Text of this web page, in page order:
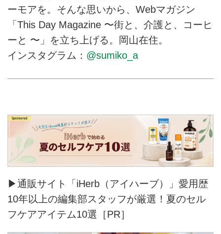
ーモアを。そんな思いから、Webマガジン
「This Day Magazine 〜街と、介護と、コーヒ
ーと 〜」を立ち上げる。岡山在住。
インスタグラム： @sumiko_a
▶通販サイト「iHerb（アイハーブ）」愛用歴
10年以上の編集部スタッフが厳選！夏のセル
フケアアイテム10選［PR］